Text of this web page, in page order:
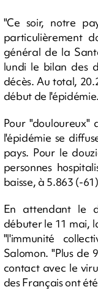
"Ce soir, notre
particulièrement
général de la
lundi le bilan des
décès. Au total,
début de l'épidémie.
Pour "douloureux"
l'épidémie se
pays. Pour le
personnes
baisse, à 5.863 (-61)
En attendant le
débuter le 11 mai,
"l'immunité
Salomon. "Plus de
contact avec le
des Français ont